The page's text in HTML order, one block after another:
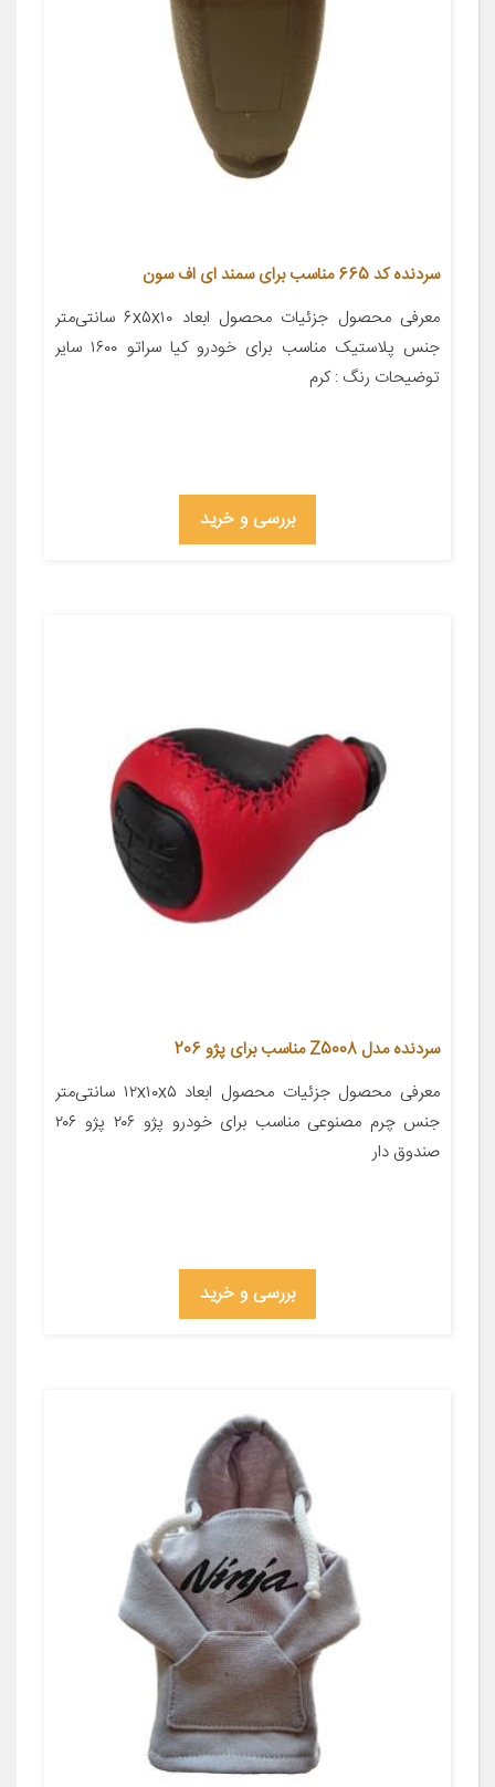
سردنده کد 665 مناسب برای سمند ای اف سون
معرفی محصول جزئیات محصول ابعاد ۶x۵x۱۰ سانتی‌متر
جنس پلاستیک مناسب برای خودرو کیا سراتو ۱۶۰۰ سایر
توضیحات رنگ : کرم
بررسی و خرید
سردنده مدل Z5008 مناسب برای پژو 206
معرفی محصول جزئیات محصول ابعاد ۱۲x۱۰x۵ سانتی‌متر
جنس چرم مصنوعی مناسب برای خودرو پژو ۲۰۶ پژو ۲۰۶
صندوق دار
بررسی و خرید